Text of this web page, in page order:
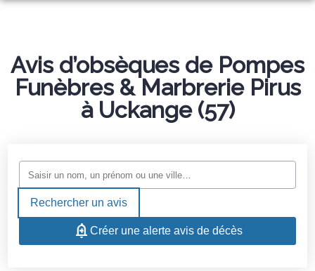
ORGANISER DES OBSÈQUES
PRÉVOIR SES OBSÈQUES
SERVICES AUX FAMILLES
NOS AGENCES
CATTENOM
HETTANGE-GRANDE
ESPACES HOMMAGES
Avis d’obsèques de Pompes
Funèbres & Marbrerie Pirus
à Uckange (57)
Rechercher un avis
Créer une alerte avis de décès